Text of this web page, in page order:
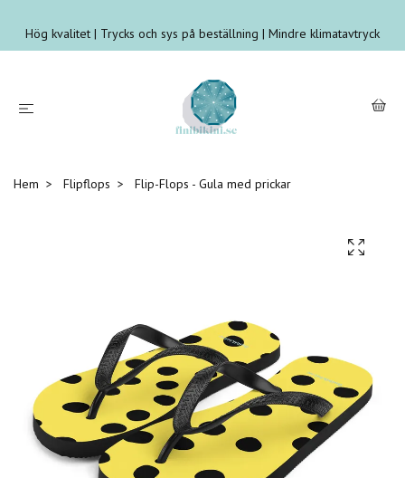
Hög kvalitet | Trycks och sys på beställning | Mindre klimatavtryck
Hem Flipflops Flip-Flops - Gula med prickar